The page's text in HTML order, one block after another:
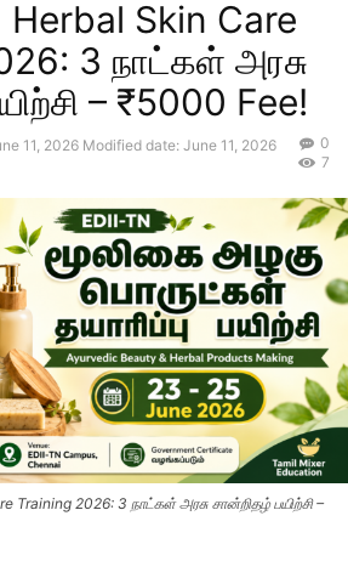
Herbal Skin Care
3 நாட்கள் அரசு
– ₹5000 Fee!
11, 2026 Modified date: June 11, 2026
0
7
Training 2026: 3 நாட்கள் அரசு சான்றிதழ் பயிற்சி –